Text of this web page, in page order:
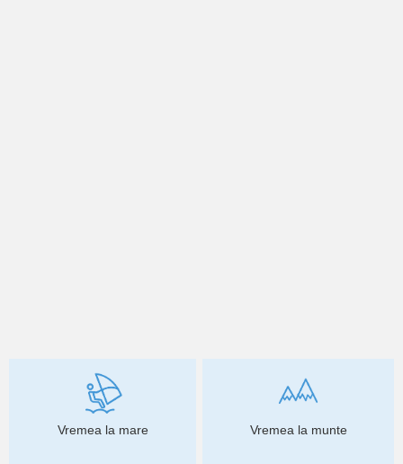
Vremea la mare Vremea la munte